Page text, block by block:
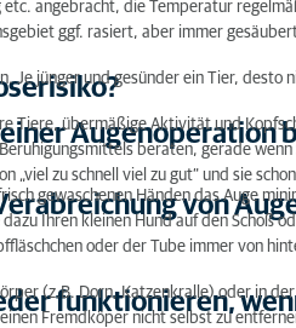
angebracht, die Temperatur
ggf. rasiert, aber immer
Je jünger und gesünder ein Tier, desto
Augenoperation
Tiere, übermäßige Aktivität und
beraten, gerade
„viel zu schnell viel zu gut“ und sie
von
gewaschenen Händen das Auge
Ihren kleinen Hund auf den Schoß
oder der Tube immer von
funktionieren,
(z.B. Dorn, Katzenkralle) oder in
Fremdköper nicht selbst zu